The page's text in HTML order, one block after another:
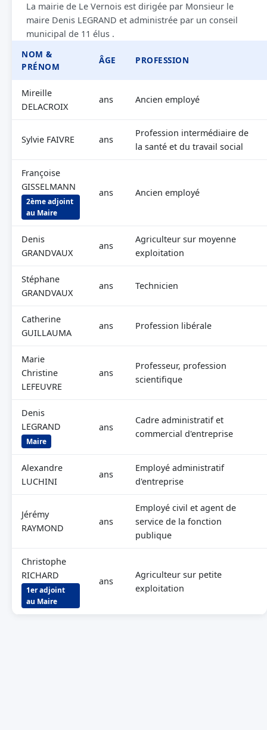
La mairie de Le Vernois est dirigée par Monsieur le
maire Denis LEGRAND et administrée par un conseil
municipal de 11 élus .
NOM &
PRÉNOM
ÂGE PROFESSION
Mireille
DELACROIX
ans Ancien employé
Sylvie FAIVRE ans
Profession intermédiaire de
la santé et du travail social
Françoise
GISSELMANN
2ème adjoint
au Maire
ans Ancien employé
Denis
GRANDVAUX
ans
Agriculteur sur moyenne
exploitation
Stéphane
GRANDVAUX
ans Technicien
Catherine
GUILLAUMA
ans Profession libérale
Marie
Christine
LEFEUVRE
ans
Professeur, profession
scientifique
Denis
LEGRAND
Maire
ans
Cadre administratif et
commercial d'entreprise
Alexandre
LUCHINI
ans
Employé administratif
d'entreprise
Jérémy
RAYMOND
ans
Employé civil et agent de
service de la fonction
publique
Christophe
RICHARD
1er adjoint
au Maire
ans
Agriculteur sur petite
exploitation